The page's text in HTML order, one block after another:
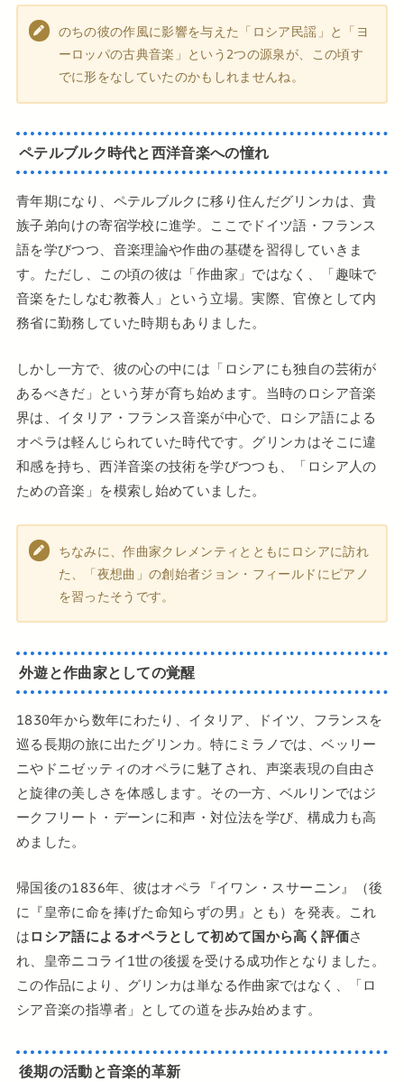
のちの彼の作風に影響を与えた「ロシア民謡」と「ヨ
ーロッパの古典音楽」という2つの源泉が、この頃す
でに形をなしていたのかもしれませんね。
ペテルブルク時代と西洋音楽への憧れ
青年期になり、ペテルブルクに移り住んだグリンカは、貴
族子弟向けの寄宿学校に進学。ここでドイツ語・フランス
語を学びつつ、音楽理論や作曲の基礎を習得していきま
す。ただし、この頃の彼は「作曲家」ではなく、「趣味で
音楽をたしなむ教養人」という立場。実際、官僚として内
務省に勤務していた時期もありました。
しかし一方で、彼の心の中には「ロシアにも独自の芸術が
あるべきだ」という芽が育ち始めます。当時のロシア音楽
界は、イタリア・フランス音楽が中心で、ロシア語による
オペラは軽んじられていた時代です。グリンカはそこに違
和感を持ち、西洋音楽の技術を学びつつも、「ロシア人の
ための音楽」を模索し始めていました。
ちなみに、作曲家クレメンティとともにロシアに訪れ
た、「夜想曲」の創始者ジョン・フィールドにピアノ
を習ったそうです。
外遊と作曲家としての覚醒
1830年から数年にわたり、イタリア、ドイツ、フランスを
巡る長期の旅に出たグリンカ。特にミラノでは、ベッリー
ニやドニゼッティのオペラに魅了され、声楽表現の自由さ
と旋律の美しさを体感します。その一方、ベルリンではジ
ークフリート・デーンに和声・対位法を学び、構成力も高
めました。
帰国後の1836年、彼はオペラ『イワン・スサーニン』（後
に『皇帝に命を捧げた命知らずの男』とも）を発表。これ
はロシア語によるオペラとして初めて国から高く評価さ
れ、皇帝ニコライ1世の後援を受ける成功作となりました。
この作品により、グリンカは単なる作曲家ではなく、「ロ
シア音楽の指導者」としての道を歩み始めます。
後期の活動と音楽的革新